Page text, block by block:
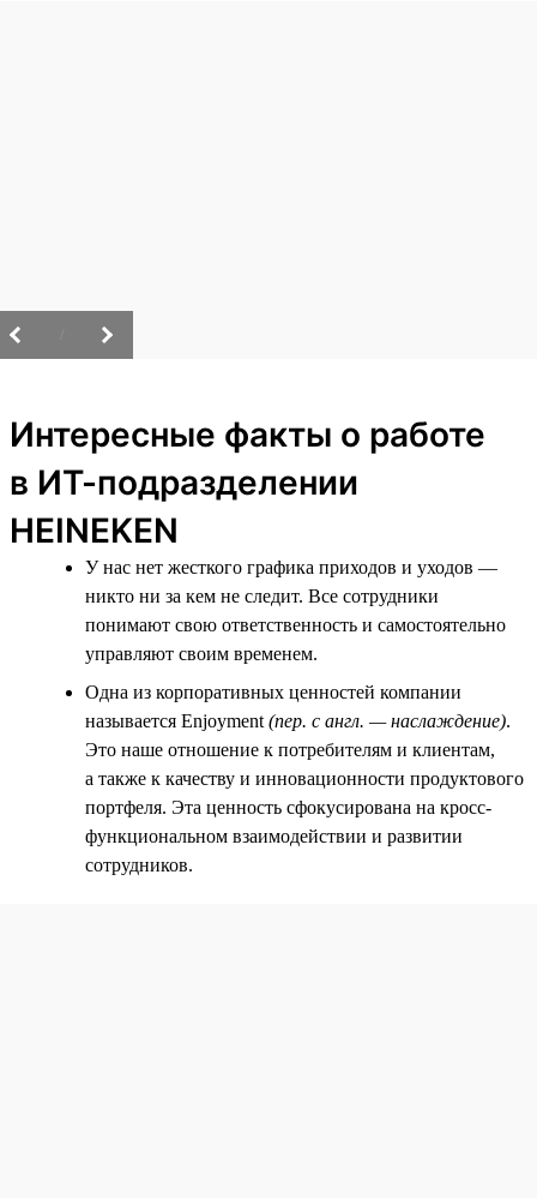
Интересные факты о работе
в ИТ-подразделении
HEINEKEN
У нас нет жесткого графика приходов и уходов —
никто ни за кем не следит. Все сотрудники
понимают свою ответственность и самостоятельно
управляют своим временем.
Одна из корпоративных ценностей компании
называется Enjoyment (пер. с англ. — наслаждение).
Это наше отношение к потребителям и клиентам,
а также к качеству и инновационности продуктового
портфеля. Эта ценность сфокусирована на кросс-
функциональном взаимодействии и развитии
сотрудников.